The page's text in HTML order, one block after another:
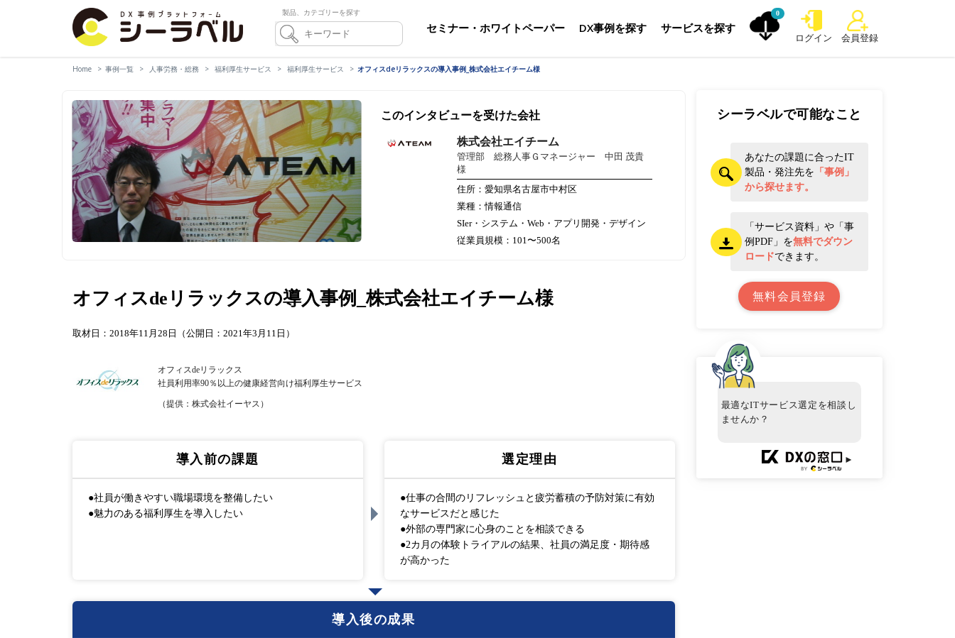
製品、カテゴリーを探す
セミナー・ホワイトペーパー DX事例を探す サービスを探す
0
ログイン 会員登録
Home 事例一覧 人事労務・総務 福利厚生サービス 福利厚生サービス オフィスdeリラックスの導入事例_株式会社エイチーム様
このインタビューを受けた会社
株式会社エイチーム
管理部 総務人事Ｇマネージャー 中田 茂貴
様
住所：愛知県名古屋市中村区
業種：情報通信
SIer・システム・Web・アプリ開発・デザイン
従業員規模：101〜500名
オフィスdeリラックスの導入事例_株式会社エイチーム様
取材日：2018年11月28日（公開日：2021年3月11日）
オフィスdeリラックス
社員利用率90％以上の健康経営向け福利厚生サービス
（提供：株式会社イーヤス）
導入前の課題
●社員が働きやすい職場環境を整備したい
●魅力のある福利厚生を導入したい
選定理由
●仕事の合間のリフレッシュと疲労蓄積の予防対策に有効
なサービスだと感じた
●外部の専門家に心身のことを相談できる
●2カ月の体験トライアルの結果、社員の満足度・期待感
が高かった
導入後の成果
シーラベルで可能なこと
あなたの課題に合ったIT
製品・発注先を 「事例」
から探せます。
「サービス資料」や「事
例PDF」を無料でダウン
ロードできます。
無料会員登録
最適なITサービス選定を相談し
ませんか？
►